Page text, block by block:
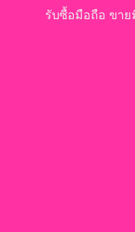
รับซื้อมือถือ ขาย